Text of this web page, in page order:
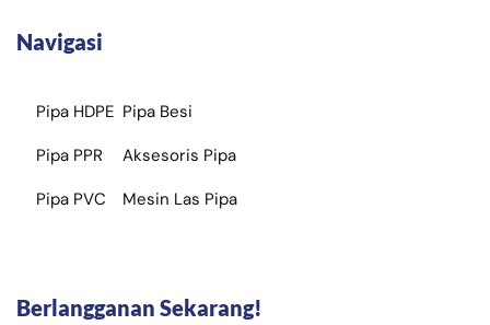
Navigasi
Pipa HDPE
Pipa PPR
Pipa PVC
Pipa Besi
Aksesoris Pipa
Mesin Las Pipa
Berlangganan Sekarang!